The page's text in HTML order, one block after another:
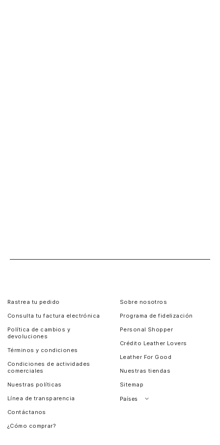
Rastrea tu pedido
Consulta tu factura electrónica
Política de cambios y
devoluciones
Términos y condiciones
Condiciones de actividades
comerciales
Nuestras políticas
Línea de transparencia
Contáctanos
¿Cómo comprar?
Sobre nosotros
Programa de fidelización
Personal Shopper
Crédito Leather Lovers
Leather For Good
Nuestras tiendas
Sitemap
Países